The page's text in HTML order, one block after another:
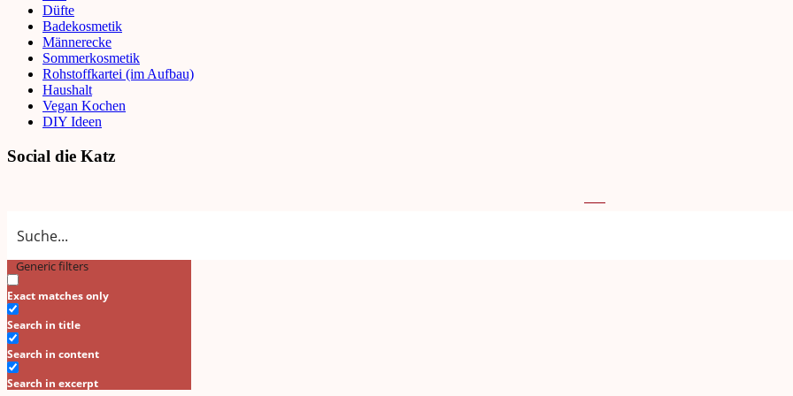
Düfte
Badekosmetik
Männerecke
Sommerkosmetik
Rohstoffkartei (im Aufbau)
Haushalt
Vegan Kochen
DIY Ideen
Social die Katz
Generic filters
Exact matches only
Search in title
Search in content
Search in excerpt